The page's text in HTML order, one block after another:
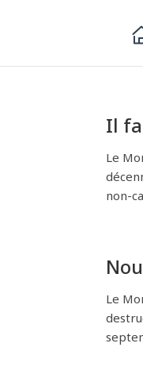
Il
Le
non-
Le